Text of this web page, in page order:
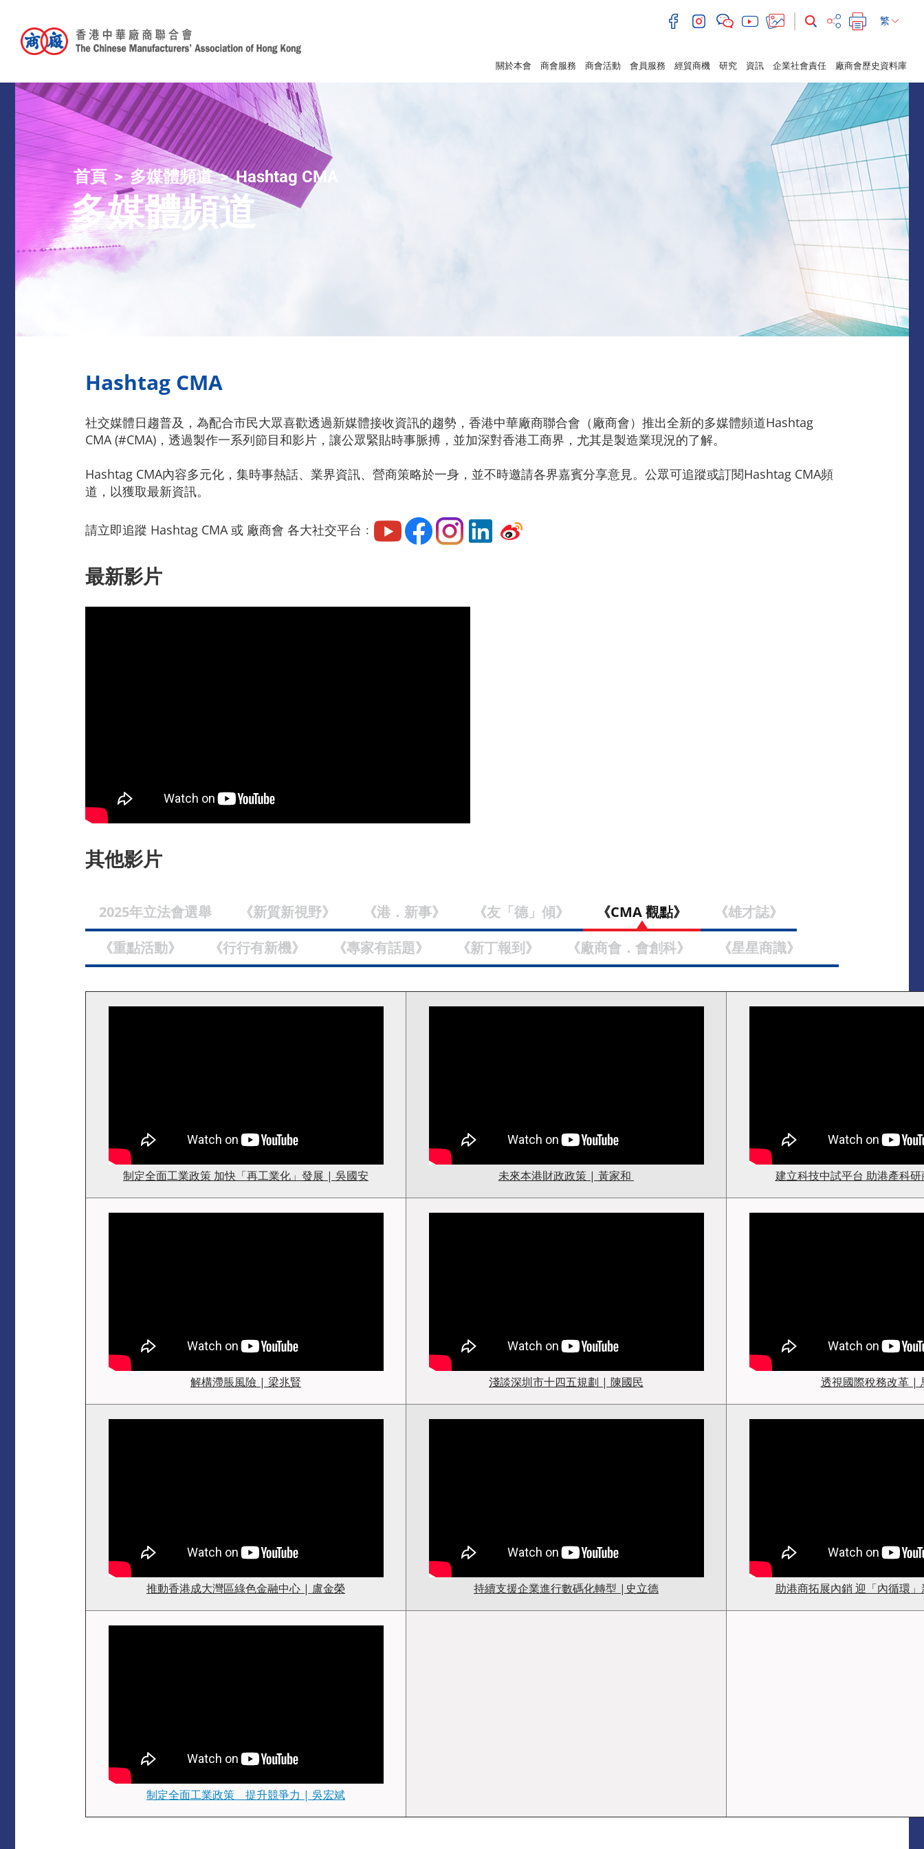
繁
關於本會 商會服務 商會活動 會員服務 經貿商機 研究 資訊 企業社會責任 廠商會歷史資料庫
首頁 多媒體頻道 Hashtag CMA
多媒體頻道
Hashtag CMA
社交媒體日趨普及，為配合市民大眾喜歡透過新媒體接收資訊的趨勢，香港中華廠商聯合會（廠商會）推出全新的多媒體頻道Hashtag
CMA (#CMA)，透過製作一系列節目和影片，讓公眾緊貼時事脈搏，並加深對香港工商界，尤其是製造業現況的了解。
Hashtag CMA內容多元化，集時事熱話、業界資訊、營商策略於一身，並不時邀請各界嘉賓分享意見。公眾可追蹤或訂閱Hashtag CMA頻
道，以獲取最新資訊。
請立即追蹤 Hashtag CMA 或 廠商會 各大社交平台﹕
最新影片
其他影片
2025年立法會選舉 《新質新視野》 《港．新事》 《友「德」傾》 《CMA 觀點》
《雄才誌》
《重點活動》
《行行有新機》 《專家有話題》 《新丁報到》 《廠商會．會創科》 《星星商識》
制定全面工業政策 加快「再工業化」發展 | 吳國安 未來本港財政政策 | 黃家和 建立科技中試平台 助港產科
解構滯脹風險 | 梁兆賢 淺談深圳市十四五規劃 | 陳國民 透視國際稅務改革 |
推動香港成大灣區綠色金融中心 | 盧金榮 持續支援企業進行數碼化轉型 |史立德 助港商拓展內銷 迎「內循環
制定全面工業政策 提升競爭力 | 吳宏斌